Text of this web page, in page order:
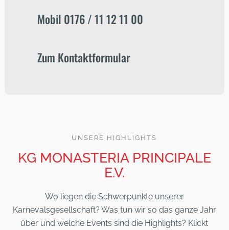
Mobil 0176 / 11 12 11 00
Zum Kontaktformular
UNSERE HIGHLIGHTS
KG MONASTERIA PRINCIPALE
E.V.
Wo liegen die Schwerpunkte unserer
Karnevalsgesellschaft? Was tun wir so das ganze Jahr
über und welche Events sind die Highlights? Klickt